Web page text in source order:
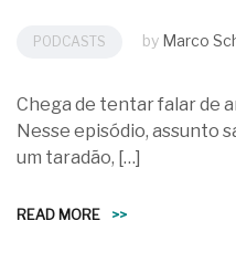
PODCASTS by Marco
Chega de tentar falar de
Nesse episódio, assunto
um taradão, […]
READ MORE >>